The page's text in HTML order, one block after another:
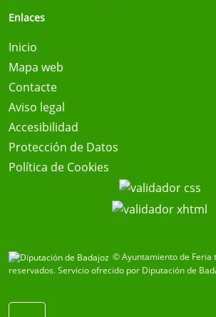
Enlaces
Inicio
Mapa web
Contacte
Aviso legal
Accesibilidad
Protección de Datos
Política de Cookies
© Ayuntamiento de Feria
reservados.Servicio ofrecido por Diputación de